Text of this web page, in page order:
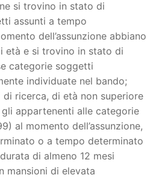
si trovino in stato di
assunti a tempo
dell’assunzione abbiano
età e si trovino in stato di
categorie soggetti
individuate nel bando;
ricerca, di età non superiore
appartenenti alle categorie
al momento dell’assunzione,
o a tempo determinato
di almeno 12 mesi
mansioni di elevata